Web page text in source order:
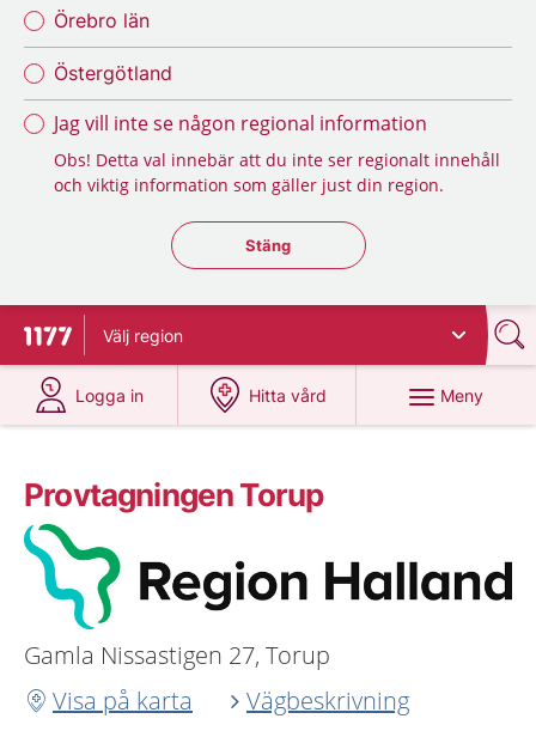
Örebro län
Östergötland
Jag vill inte se någon regional information
Obs! Detta val innebär att du inte ser regionalt innehåll
och viktig information som gäller just din region.
Stäng regionsväljaren
Stäng
Till startsidan för 1177
Välj region
Logga in
på 1177.se
Hitta vård
på 1177.se
Meny
Provtagningen Torup
Gamla Nissastigen 27, Torup
Visa på karta
Vägbeskrivning